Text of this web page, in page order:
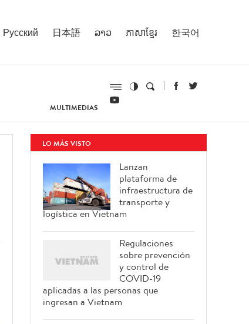
Русский 日本語 ລາວ ភាសាខ្មែរ 한국어
MULTIMEDIAS
LO MÁS VISTO
Lanzan
plataforma de
infraestructura de
transporte y
logística en Vietnam
Regulaciones
sobre prevención
y control de
COVID-19
aplicadas a las personas que
ingresan a Vietnam